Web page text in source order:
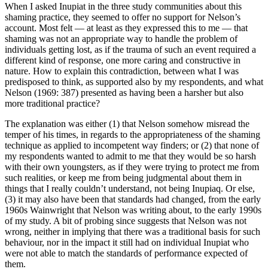
When I asked Inupiat in the three study communities about this
shaming practice, they seemed to offer no support for Nelson’s
account. Most felt — at least as they expressed this to me — that
shaming was not an appropriate way to handle the problem of
individuals getting lost, as if the trauma of such an event required a
different kind of response, one more caring and constructive in
nature. How to explain this contradiction, between what I was
predisposed to think, as supported also by my respondents, and what
Nelson (1969: 387) presented as having been a harsher but also
more traditional practice?
The explanation was either (1) that Nelson somehow misread the
temper of his times, in regards to the appropriateness of the shaming
technique as applied to incompetent way finders; or (2) that none of
my respondents wanted to admit to me that they would be so harsh
with their own youngsters, as if they were trying to protect me from
such realities, or keep me from being judgmental about them in
things that I really couldn’t understand, not being Inupiaq. Or else,
(3) it may also have been that standards had changed, from the early
1960s Wainwright that Nelson was writing about, to the early 1990s
of my study. A bit of probing since suggests that Nelson was not
wrong, neither in implying that there was a traditional basis for such
behaviour, nor in the impact it still had on individual Inupiat who
were not able to match the standards of performance expected of
them.